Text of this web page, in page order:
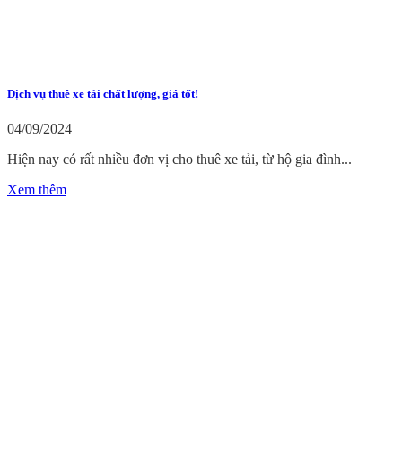
Dịch vụ thuê xe tải chất lượng, giá tốt!
04/09/2024
Hiện nay có rất nhiều đơn vị cho thuê xe tải, từ hộ gia đình...
Xem thêm